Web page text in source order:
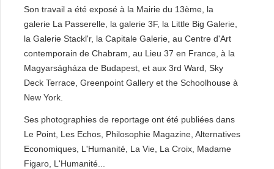
Son travail a été exposé à la Mairie du 13ème, la
galerie La Passerelle, la galerie 3F, la Little Big Galerie,
la Galerie Stackl'r, la Capitale Galerie, au Centre d'Art
contemporain de Chabram, au Lieu 37 en France, à la
Magyarságháza de Budapest, et aux 3rd Ward, Sky
Deck Terrace, Greenpoint Gallery et the Schoolhouse à
New York.
Ses photographies de reportage ont été publiées dans
Le Point, Les Echos, Philosophie Magazine, Alternatives
Economiques, L'Humanité, La Vie, La Croix, Madame
Figaro, L'Humanité...